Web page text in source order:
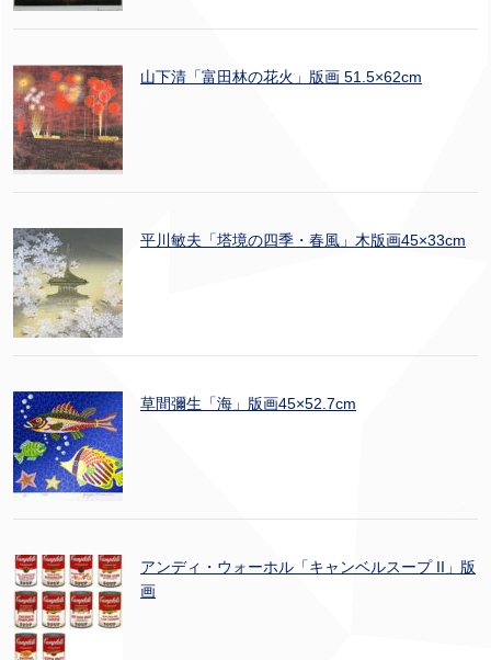
山下清「富田林の花火」版画 51.5×62cm
平川敏夫「塔境の四季・春風」木版画45×33cm
草間彌生「海」版画45×52.7cm
アンディ・ウォーホル「キャンベルスープ II」版
画